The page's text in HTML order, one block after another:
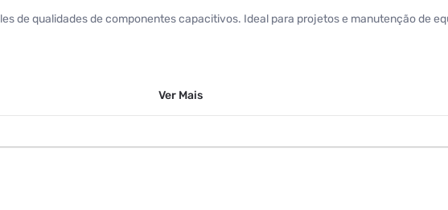
de qualidades de componentes capacitivos. Ideal para projetos e manutenção de
Ver Mais